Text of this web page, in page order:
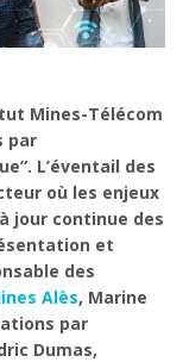
Mines-Télécom
par
L’éventail des
où les enjeux
jour continue des
et
des
Alès, Marine
par
Dumas,